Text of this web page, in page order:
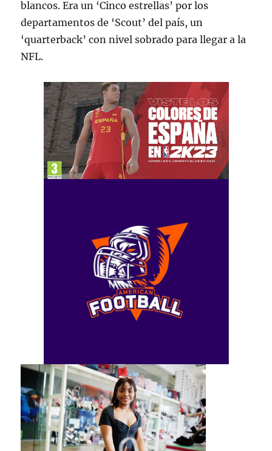
blancos. Era un ‘Cinco estrellas’ por los
departamentos de ‘Scout’ del país, un
‘quarterback’ con nivel sobrado para llegar a la
NFL.